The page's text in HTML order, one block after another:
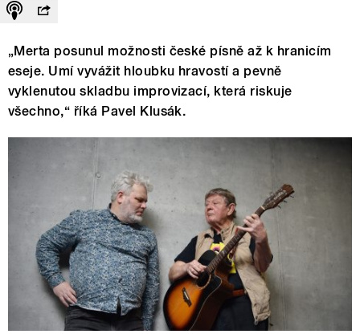
„Merta posunul možnosti české písně až k hranicím
eseje. Umí vyvážit hloubku hravostí a pevně
vyklenutou skladbu improvizací, která riskuje
všechno,“ říká Pavel Klusák.